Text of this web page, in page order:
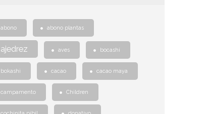
abono abono plantas
ajedrez aves bocashi
bokashi cacao cacao maya
campamento Children
cochinita pibil donativo